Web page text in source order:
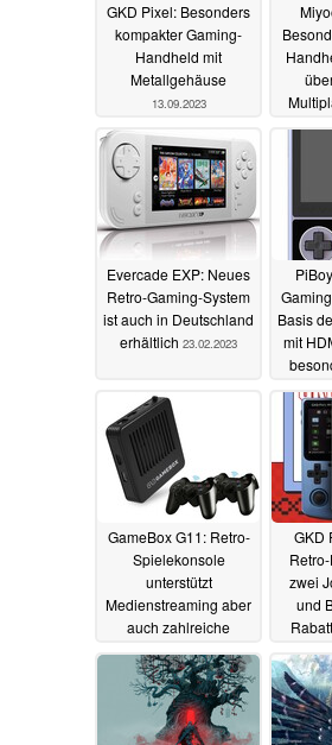
GKD Pixel: Besonders
kompakter Gaming-
Handheld mit
Metallgehäuse
13.09.2023
Evercade EXP: Neues
Retro-Gaming-System
ist auch in Deutschland
erhältlich 23.02.2023
Basis
mit
GameBox G11: Retro-
Spielekonsole
unterstützt
Medienstreaming aber
auch zahlreiche
15.01.2023
GKD
zwei
und